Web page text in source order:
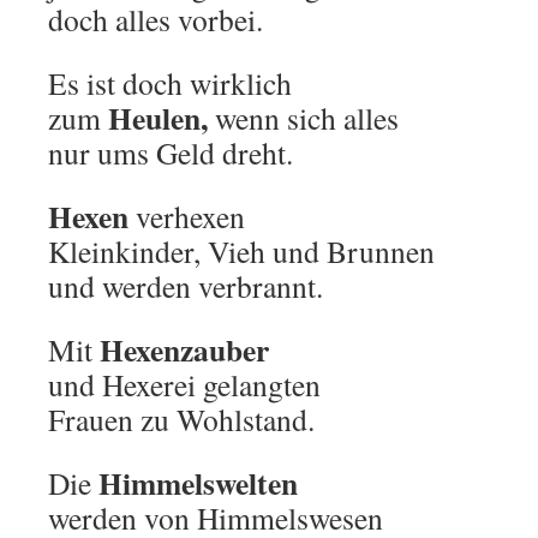
doch alles vorbei.
Es ist doch wirklich
zumHeulen,wenn sich alles
nur ums Geld dreht.
Hexenverhexen
Kleinkinder, Vieh und Brunnen
und werden verbrannt.
MitHexenzauber
und Hexerei gelangten
Frauen zu Wohlstand.
DieHimmelswelten
werden von Himmelswesen